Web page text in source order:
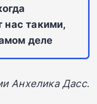
такими,
деле
Анхелика Дасс.